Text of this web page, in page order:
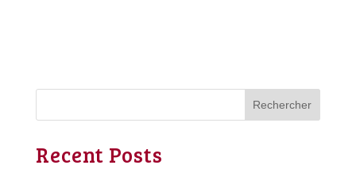
Rechercher
Recent Posts